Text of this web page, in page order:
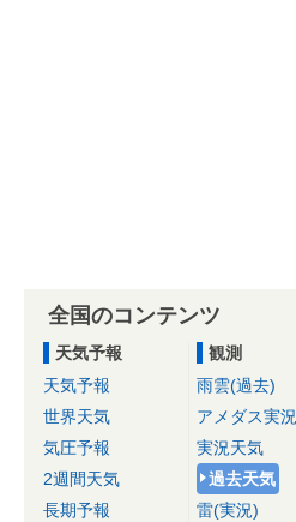
全国のコンテンツ
天気予報
天気予報
世界天気
気圧予報
2週間天気
長期予報
観測
雨雲(過去)
アメダス実況
実況天気
過去天気
雷(実況)